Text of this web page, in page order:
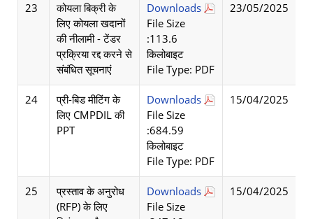
23
कोयला बिक्री के
लिए कोयला खदानों
की नीलामी - टेंडर
प्रक्रिया रद्द करने से
संबंधित सूचनाएं
Downloads
File Size
:113.6
किलोबाइट
File Type: PDF
23/05/2025
24
प्री-बिड मीटिंग के
लिए CMPDIL की
PPT
Downloads
File Size
:684.59
किलोबाइट
File Type: PDF
15/04/2025
25
प्रस्ताव के अनुरोध
(RFP) के लिए
Downloads
File Size
15/04/2025